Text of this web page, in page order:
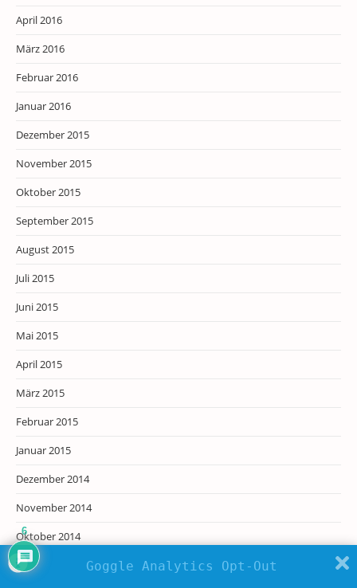
April 2016
März 2016
Februar 2016
Januar 2016
Dezember 2015
November 2015
Oktober 2015
September 2015
August 2015
Juli 2015
Juni 2015
Mai 2015
April 2015
März 2015
Februar 2015
Januar 2015
Dezember 2014
November 2014
Oktober 2014
August 2014
Goggle Analytics Opt-Out
6